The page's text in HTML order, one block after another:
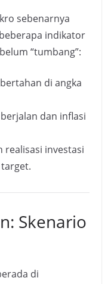
sebenarnya
indikator
“tumbang”:
di angka
dan inflasi
realisasi investasi
Skenario
di